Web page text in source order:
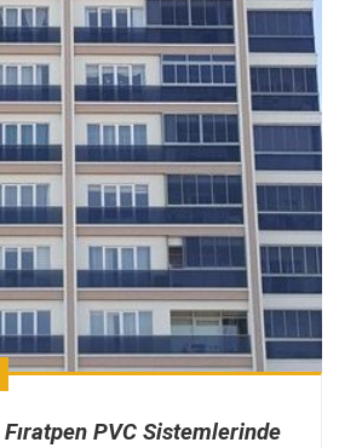
PVC Sistemlerinde